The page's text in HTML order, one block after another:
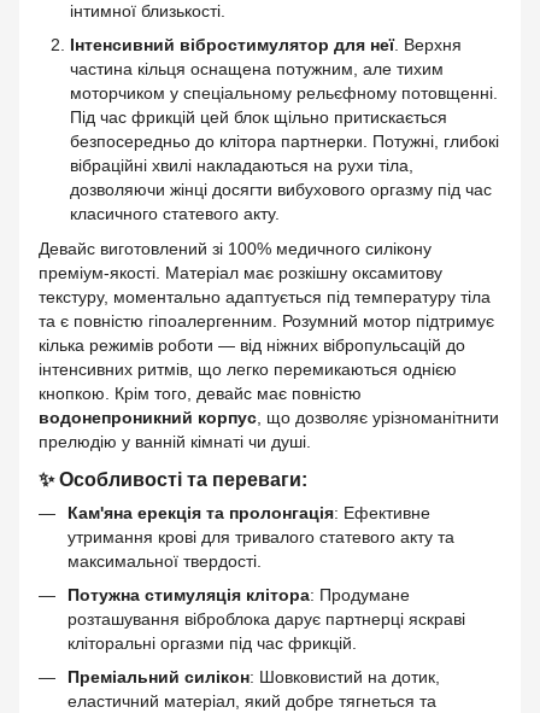
інтимної близькості.
Інтенсивний вібростимулятор для неї. Верхня
частина кільця оснащена потужним, але тихим
моторчиком у спеціальному рельєфному потовщенні.
Під час фрикцій цей блок щільно притискається
безпосередньо до клітора партнерки. Потужні, глибокі
вібраційні хвилі накладаються на рухи тіла,
дозволяючи жінці досягти вибухового оргазму під час
класичного статевого акту.
Девайс виготовлений зі 100% медичного силікону
преміум-якості. Матеріал має розкішну оксамитову
текстуру, моментально адаптується під температуру тіла
та є повністю гіпоалергенним. Розумний мотор підтримує
кілька режимів роботи — від ніжних вібропульсацій до
інтенсивних ритмів, що легко перемикаються однією
кнопкою. Крім того, девайс має повністю
водонепроникний корпус , що дозволяє урізноманітнити
прелюдію у ванній кімнаті чи душі.
✨ Особливості та переваги:
Кам'яна ерекція та пролонгація: Ефективне
утримання крові для тривалого статевого акту та
максимальної твердості.
Потужна стимуляція клітора: Продумане
розташування віброблока дарує партнерці яскраві
кліторальні оргазми під час фрикцій.
Преміальний силікон: Шовковистий на дотик,
еластичний матеріал, який добре тягнеться та